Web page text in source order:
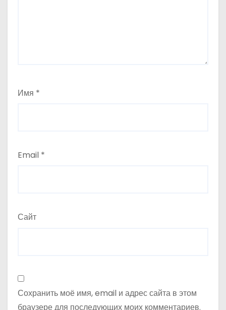
Имя *
Email *
Сайт
Сохранить моё имя, email и адрес сайта в этом
браузере для последующих моих комментариев.